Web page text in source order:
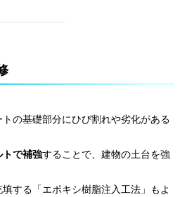
の基礎部分にひび割れや劣化がある
で補強することで、建物の土台を強
する「エポキシ樹脂注入工法」もよ